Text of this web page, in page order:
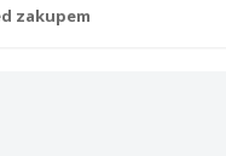
zakupem